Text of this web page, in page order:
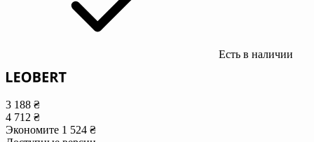
Есть в наличии
3 188 ₴
4 712 ₴
Экономите 1 524 ₴